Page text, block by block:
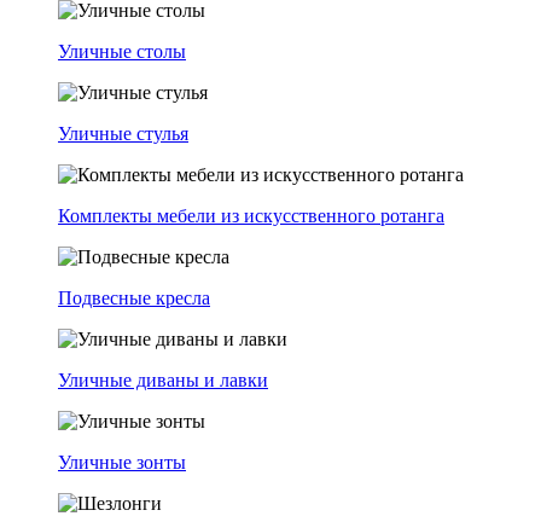
Уличные столы
Уличные стулья
Комплекты мебели из искусственного ротанга
Подвесные кресла
Уличные диваны и лавки
Уличные зонты